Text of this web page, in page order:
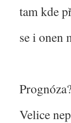
tam kde
se i onen
Velice